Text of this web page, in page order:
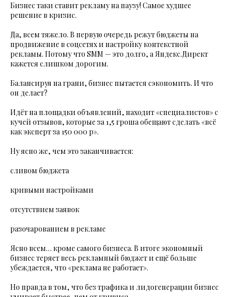
Бизнес таки ставит рекламу на паузу! Самое худшее
решение в кризис.
Да, всем тяжело. В первую очередь режут бюджеты на
продвижение в соцсетях и настройку контекстной
рекламы. Потому что SMM — это долго, а Яндекс.Директ
кажется слишком дорогим.
Балансируя на грани, бизнес пытается сэкономить. И что
он делает?
Идёт на площадки объявлений, находит «специалистов» с
кучей отзывов, которые за 1,5 гроша обещают сделать «всё
как эксперт за 150 000 р».
Ну ясно же, чем это заканчивается:
сливом бюджета
кривыми настройками
отсутствием заявок
разочарованием в рекламе
Ясно всем… кроме самого бизнеса. В итоге экономный
бизнес теряет весь рекламный бюджет и ещё больше
убеждается, что «реклама не работает».
Но правда в том, что без трафика и лидогенерации бизнес